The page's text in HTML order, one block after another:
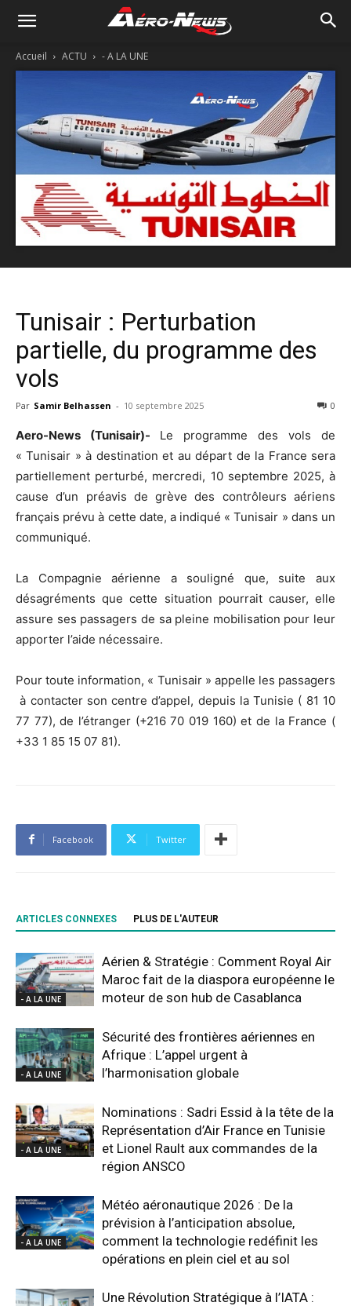
Accueil ACTU - A LA UNE
Tunisair : Perturbation
partielle, du programme des
vols
Par Samir Belhassen - 10 septembre 2025 0
Aero-News (Tunisair)- Le programme des vols de
« Tunisair » à destination et au départ de la France sera
partiellement perturbé, mercredi, 10 septembre 2025, à
cause d’un préavis de grève des contrôleurs aériens
français prévu à cette date, a indiqué « Tunisair » dans un
communiqué.
La Compagnie aérienne a souligné que, suite aux
désagréments que cette situation pourrait causer, elle
assure ses passagers de sa pleine mobilisation pour leur
apporter l’aide nécessaire.
Pour toute information, « Tunisair » appelle les passagers
à contacter son centre d’appel, depuis la Tunisie ( 81 10
77 77), de l’étranger (+216 70 019 160) et de la France (
+33 1 85 15 07 81).
Facebook Twitter
ARTICLES CONNEXES PLUS DE L'AUTEUR
- A LA UNE
Aérien & Stratégie : Comment Royal Air
Maroc fait de la diaspora européenne le
moteur de son hub de Casablanca
- A LA UNE
Sécurité des frontières aériennes en
Afrique : L’appel urgent à
l’harmonisation globale
- A LA UNE
Nominations : Sadri Essid à la tête de la
Représentation d’Air France en Tunisie
et Lionel Rault aux commandes de la
région ANSCO
- A LA UNE
Météo aéronautique 2026 : De la
prévision à l’anticipation absolue,
comment la technologie redéfinit les
opérations en plein ciel et au sol
Une Révolution Stratégique à l’IATA :